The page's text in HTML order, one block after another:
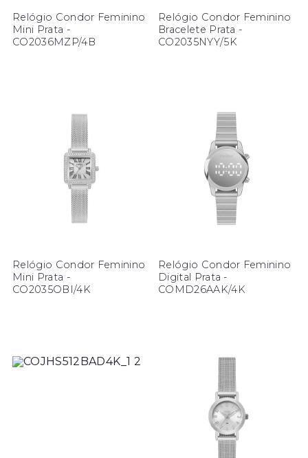
Relógio Condor Feminino
Mini Prata -
CO2036MZP/4B
Relógio Condor Feminino
Bracelete Prata -
CO2035NYY/5K
Relógio Condor Feminino
Mini Prata -
CO2035OBI/4K
Relógio Condor Feminino
Digital Prata -
COMD26AAK/4K